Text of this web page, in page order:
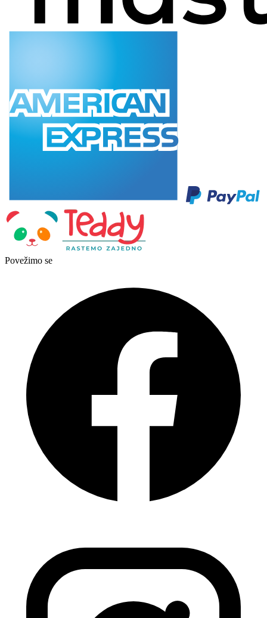
Povežimo se